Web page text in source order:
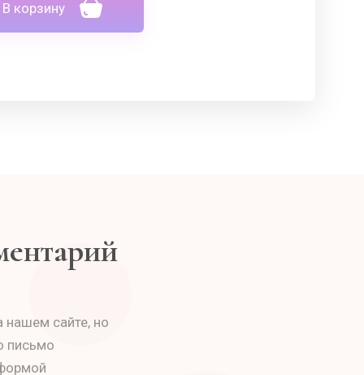
В корзину
нашем сайте, но
письмо